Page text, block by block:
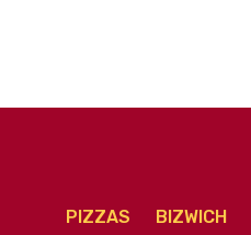
PIZZAS BIZWICH